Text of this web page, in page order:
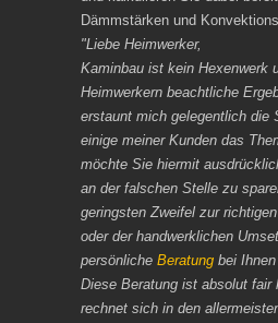
Dämmstärken und
"Liebe Heimwerker,
Kaminbau ist kein Hexenwerk
Heimwerkern beachtliche
erstaunt mich gelegentlich die
einige meiner Kunden das
möchte Sie hiermit
an der falschen Stelle zu
geringsten Zweifel zur
oder der handwerklichen
persönliche Beratung bei
Diese Beratung ist absolut fair
rechnet sich in den